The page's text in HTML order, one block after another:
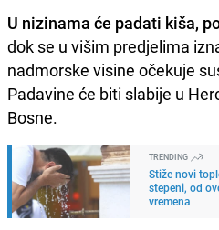
U nizinama će padati kiša,
dok se u višim predjelima
nadmorske visine očekuje
Padavine će biti slabije u
Bosne.
TRENDING
Stiže novi
stepeni, od
vremena